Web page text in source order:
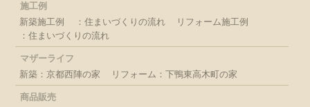
施工例
新築施工例
：住まいづくりの流れ
リフォーム施工例
：住まいづくりの流れ
マザーライフ
新築：京都西陣の家
リフォーム：下鴨東高木町の家
商品販売